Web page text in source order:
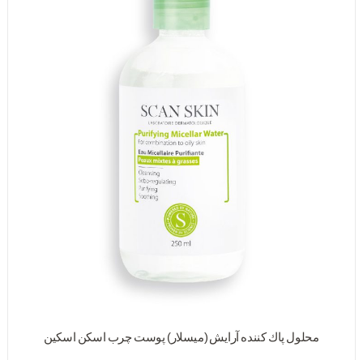
محلول پاك کننده آرایش (میسلار) پوست چرب اسکن اسکین